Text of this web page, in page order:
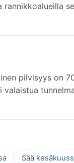
pilvisyys on
Sää